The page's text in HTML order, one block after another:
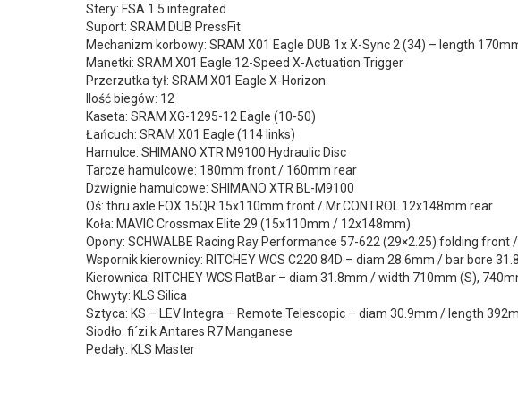
Stery: FSA 1.5 integrated
Suport: SRAM DUB PressFit
Mechanizm korbowy: SRAM X01 Eagle DUB 1x X-Sync 2 (34) – length
Manetki: SRAM X01 Eagle 12-Speed X-Actuation Trigger
Przerzutka tył: SRAM X01 Eagle X-Horizon
Ilość biegów: 12
Kaseta: SRAM XG-1295-12 Eagle (10-50)
Łańcuch: SRAM X01 Eagle (114 links)
Hamulce: SHIMANO XTR M9100 Hydraulic Disc
Tarcze hamulcowe: 180mm front / 160mm rear
Dżwignie hamulcowe: SHIMANO XTR BL-M9100
Oś: thru axle FOX 15QR 15x110mm front / Mr.CONTROL 12x148mm rear
Koła: MAVIC Crossmax Elite 29 (15x110mm / 12x148mm)
Opony: SCHWALBE Racing Ray Performance 57-622 (29×2.25) folding
Wspornik kierownicy: RITCHEY WCS C220 84D – diam 28.6mm / bar bore
Kierownica: RITCHEY WCS FlatBar – diam 31.8mm / width 710mm (S),
Chwyty: KLS Silica
Sztyca: KS – LEV Integra – Remote Telescopic – diam 30.9mm / length
Siodło: fi´zi:k Antares R7 Manganese
Pedały: KLS Master